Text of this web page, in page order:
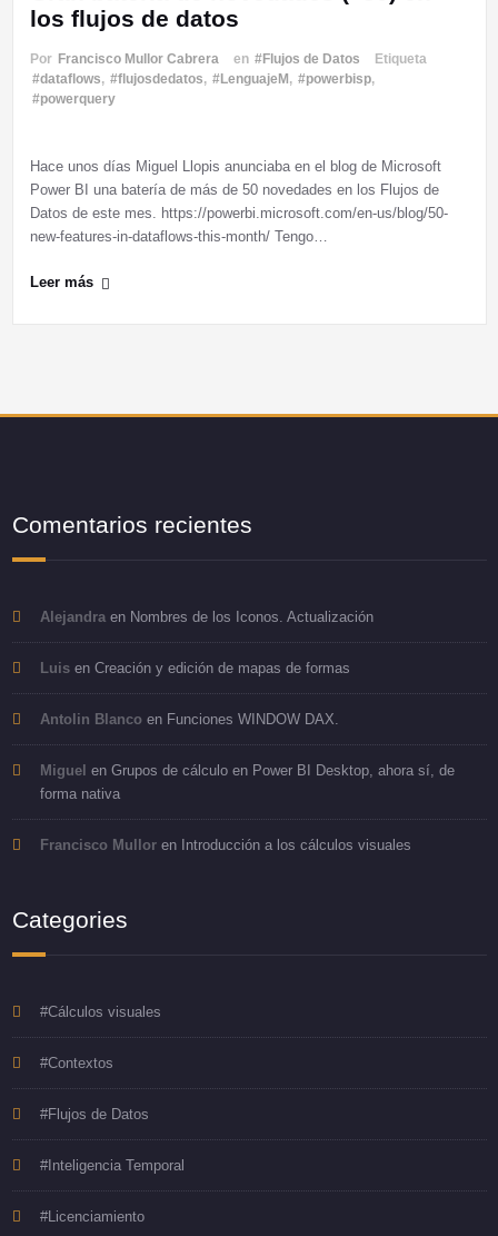
los flujos de datos
Por Francisco Mullor Cabrera en #Flujos de Datos
Etiqueta
#dataflows, #flujosdedatos, #LenguajeM , #powerbisp,
#powerquery
Hace unos días Miguel Llopis anunciaba en el blog de Microsoft
Power BI una batería de más de 50 novedades en los Flujos de
Datos de este mes. https://powerbi.microsoft.com/en-us/blog/50-
new-features-in-dataflows-this-month/ Tengo…
Leer más
Comentarios recientes
Alejandraen Nombres de los Iconos. Actualización
Luisen Creación y edición de mapas de formas
Antolin Blancoen Funciones WINDOW DAX.
Miguel en Grupos de cálculo en Power BI Desktop, ahora sí, de
forma nativa
Francisco Mulloren Introducción a los cálculos visuales
Categories
#Cálculos visuales
#Contextos
#Flujos de Datos
#Inteligencia Temporal
#Licenciamiento